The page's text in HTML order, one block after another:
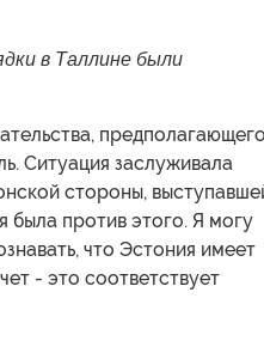
в Таллине были
Ситуация заслуживала
стороны,
была против этого. Я могу
что Эстония имеет
- это соответствует